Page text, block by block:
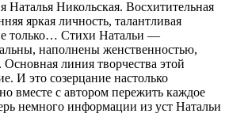
Наталья Никольская. Восхитительная
яркая личность, талантливая
только… Стихи Натальи —
наполнены женственностью,
линия творчества этой
И это созерцание настолько
вместе с автором пережить каждое
немного информации из уст Натальи